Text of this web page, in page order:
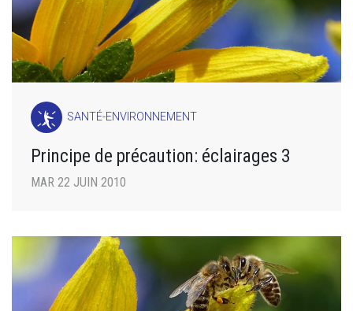
SANTÉ-ENVIRONNEMENT
Principe de précaution: éclairages 3
MAR 22 JUIN 2010